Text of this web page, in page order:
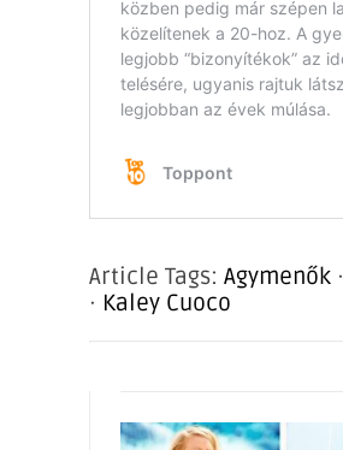
Article Tags: Agymenők ·
· Kaley Cuoco